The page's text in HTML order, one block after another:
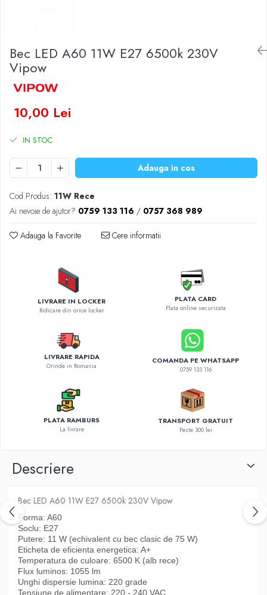
Lanterne
Lampi
Electrice
Convertoare tensiune
Stabilizatoare tensiune
Ventilatoare
Diverse gadgeturi
Cablu coaxial
Periferice PC
Redresoare
Diverse accesorii auto
Carcase protectie NOCO BOOST
Invertoare Auto
Aparate de spalat cu presiune
Bec LED A60 11W E27 6500k 230V
Vipow
10,00 Lei
IN STOC
Adauga in cos
Cod Produs: 11W Rece
Ai nevoie de ajutor? 0759 133 116 / 0757 368 989
Adauga la Favorite Cere informatii
LIVRARE IN LOCKER
Ridicare din orice locker
PLATA CARD
Plata online securizata
LIVRARE RAPIDA
Orinde in Romania
COMANDA PE WHATSAPP
0759 133 116
PLATA RAMBURS
La livrare
TRANSPORT GRATUIT
Peste 300 lei
Descriere
Bec LED A60 11W E27 6500k 230V Vipow
Forma: A60
Soclu: E27
Putere: 11 W (echivalent cu bec clasic de 75 W)
Eticheta de eficienta energetica: A+
Temperatura de culoare: 6500 K (alb rece)
Flux luminos: 1055 lm
Unghi dispersie lumina: 220 grade
Tensiune de alimentare: 220 - 240 VAC